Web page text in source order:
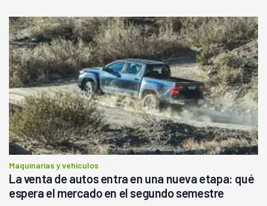
Maquinarias y vehículos
La venta de autos entra en una nueva etapa: qué
espera el mercado en el segundo semestre